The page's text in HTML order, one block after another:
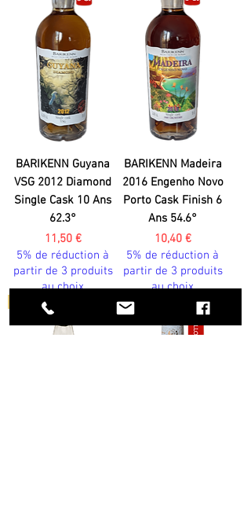
BARIKENN Guyana
VSG 2012 Diamond
Single Cask 10 Ans
62.3°
Prix
11,50 €
5% de réduction à
partir de 3 produits
au choix
BARIKENN Madeira
2016 Engenho Novo
Porto Cask Finish 6
Ans 54.6°
Prix
10,40 €
5% de réduction à
partir de 3 produits
au choix
Whisky Pérou